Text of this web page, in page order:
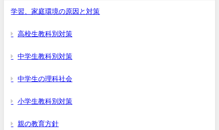
学習、家庭環境の原因と対策
高校生教科別対策
中学生教科別対策
中学生の理科社会
小学生教科別対策
親の教育方針